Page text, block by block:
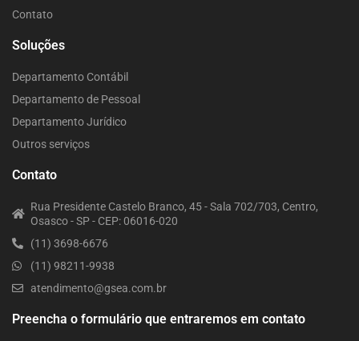
Contato
Soluções
Departamento Contábil
Departamento de Pessoal
Departamento Jurídico
Outros serviços
Contato
Rua Presidente Castelo Branco, 45 - Sala 702/703, Centro,
Osasco - SP - CEP: 06016-020
(11) 3698-6676
(11) 98211-9938
atendimento@gsea.com.br
Preencha o formulário que entraremos em contato